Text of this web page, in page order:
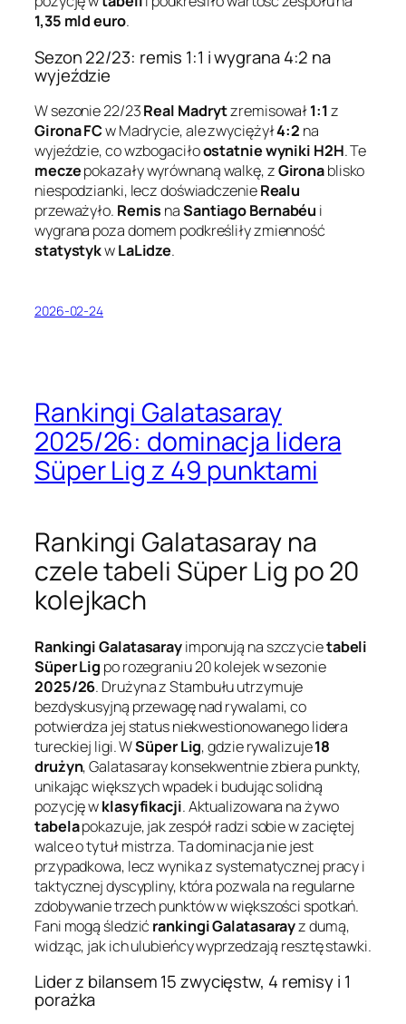
1,35 mld euro.
Sezon 22/23: remis 1:1 i wygrana 4:2 na
wyjeździe
W sezonie 22/23Real Madrytzremisował1:1z
Girona FCw Madrycie, ale zwyciężył4:2 na
wyjeździe, co wzbogaciłoostatnie wyniki H2H. Te
meczepokazały wyrównaną walkę, zGironablisko
niespodzianki, lecz doświadczenieRealu
przeważyło. Remis naSantiago Bernabéu i
wygrana poza domem podkreśliły zmienność
statystykwLaLidze.
2026-02-24
Rankingi Galatasaray
2025/26: dominacja lidera
Süper Lig z 49 punktami
Rankingi Galatasaray na
czele tabeli Süper Lig po 20
kolejkach
Rankingi Galatasarayimponują na szczycietabeli
Süper Lig po rozegraniu 20 kolejek w sezonie
2025/26. Drużyna z Stambułu utrzymuje
bezdyskusyjną przewagę nad rywalami, co
potwierdza jej status niekwestionowanego lidera
tureckiej ligi. WSüper Lig, gdzie rywalizuje18
drużyn, Galatasaray konsekwentnie zbiera punkty,
unikając większych wpadek i budując solidną
pozycję wklasyfikacji. Aktualizowana na żywo
tabelapokazuje, jak zespół radzi sobie w zaciętej
walce o tytuł mistrza. Ta dominacja nie jest
przypadkowa, lecz wynika z systematycznej pracy i
taktycznej dyscypliny, która pozwala na regularne
zdobywanie trzech punktów w większości spotkań.
Fani mogą śledzić rankingi Galatasarayz dumą,
widząc, jak ich ulubieńcy wyprzedzają resztę stawki.
Lider z bilansem 15 zwycięstw, 4 remisy i 1
porażka